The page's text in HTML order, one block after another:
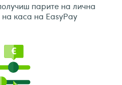
парите на лична
каса на EasyPay